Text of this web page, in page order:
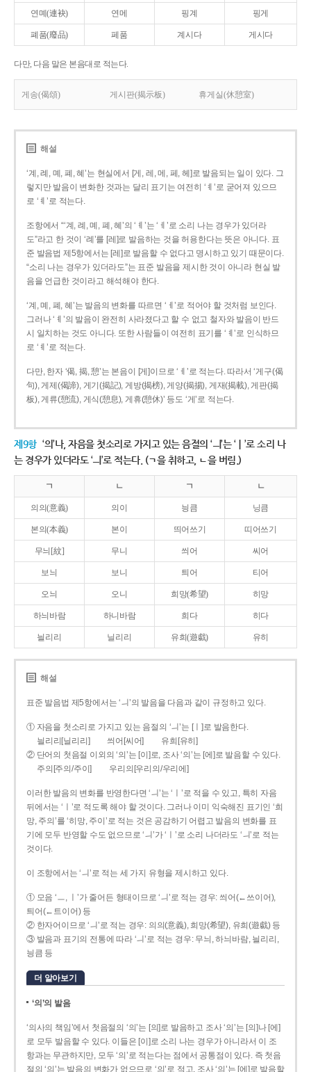
연몌(連袂) 연메 핑계 핑게
폐품(廢品) 페품 계시다 게시다
다만, 다음 말은 본음대로 적는다.
게송(偈頌) 게시판(揭示板) 휴게실(休憩室)
해설
‘계, 례, 몌, 폐, 혜’는 현실에서 [게, 레, 메, 페, 헤]로 발음되는 일이 있다. 그
렇지만 발음이 변화한 것과는 달리 표기는 여전히 ‘ㅖ’로 굳어져 있으므
로 ‘ㅖ’로 적는다.
조항에서 “‘계, 례, 몌, 폐, 혜’의 ‘ㅖ’는 ‘ㅔ’로 소리 나는 경우가 있더라
도”라고 한 것이 ‘례’를 [레]로 발음하는 것을 허용한다는 뜻은 아니다. 표
준 발음법 제5항에서는 [레]로 발음할 수 없다고 명시하고 있기 때문이다.
“소리 나는 경우가 있더라도”는 표준 발음을 제시한 것이 아니라 현실 발
음을 언급한 것이라고 해석해야 한다.
‘계, 몌, 폐, 혜’는 발음의 변화를 따르면 ‘ㅔ’로 적어야 할 것처럼 보인다.
그러나 ‘ㅖ’의 발음이 완전히 사라졌다고 할 수 없고 철자와 발음이 반드
시 일치하는 것도 아니다. 또한 사람들이 여전히 표기를 ‘ㅖ’로 인식하므
로 ‘ㅖ’로 적는다.
다만, 한자 ‘偈, 揭, 憩’는 본음이 [게]이므로 ‘ㅔ’로 적는다. 따라서 ‘게구(偈
句), 게제(偈諦), 게기(揭記), 게방(揭榜), 게양(揭揚), 게재(揭載), 게판(揭
板), 게류(憩流), 게식(憩息), 게휴(憩休)’ 등도 ‘게’로 적는다.
제9항 ‘의’나, 자음을 첫소리로 가지고 있는 음절의 ‘ㅢ’는 ‘ㅣ’로 소리 나
는 경우가 있더라도 ‘ㅢ’로 적는다. (ㄱ을 취하고, ㄴ을 버림.)
ㄱ ㄴ ㄱ ㄴ
의의(意義) 의이 닁큼 닝큼
본의(本義) 본이 띄어쓰기 띠어쓰기
무늬[紋] 무니 씌어 씨어
보늬 보니 틔어 티어
오늬 오니 희망(希望) 히망
하늬바람 하니바람 희다 히다
늴리리 닐리리 유희(遊戱) 유히
해설
표준 발음법 제5항에서는 ‘ㅢ’의 발음을 다음과 같이 규정하고 있다.
① 자음을 첫소리로 가지고 있는 음절의 ‘ㅢ’는 [ㅣ]로 발음한다.
늴리리[닐리리]
씌어[씨어]
유희[유히]
② 단어의 첫음절 이외의 ‘의’는 [이]로, 조사 ‘의’는 [에]로 발음할 수 있다.
주의[주의/주이]
우리의[우리의/우리에]
이러한 발음의 변화를 반영한다면 ‘ㅢ’는 ‘ㅣ’로 적을 수 있고, 특히 자음
뒤에서는 ‘ㅣ’로 적도록 해야 할 것이다. 그러나 이미 익숙해진 표기인 ‘희
망, 주의’를 ‘히망, 주이’로 적는 것은 공감하기 어렵고 발음의 변화를 표
기에 모두 반영할 수도 없으므로 ‘ㅢ’가 ‘ㅣ’로 소리 나더라도 ‘ㅢ’로 적는
것이다.
이 조항에서는 ‘ㅢ’로 적는 세 가지 유형을 제시하고 있다.
① 모음 ‘ㅡ, ㅣ’가 줄어든 형태이므로 ‘ㅢ’로 적는 경우: 씌어(←쓰이어),
틔어(←트이어) 등
② 한자어이므로 ‘ㅢ’로 적는 경우: 의의(意義), 희망(希望), 유희(遊戱) 등
③ 발음과 표기의 전통에 따라 ‘ㅢ’로 적는 경우: 무늬, 하늬바람, 늴리리,
닁큼 등
더 알아보기
‘의’의 발음
‘의사의 책임’에서 첫음절의 ‘의’는 [의]로 발음하고 조사 ‘의’는 [의]나 [에]
로 모두 발음할 수 있다. 이들은 [이]로 소리 나는 경우가 아니라서 이 조
항과는 무관하지만, 모두 ‘의’로 적는다는 점에서 공통점이 있다. 즉 첫음
절의 ‘의’는 발음의 변화가 없으므로 ‘의’로 적고, 조사 ‘의’는 [에]로 발음할